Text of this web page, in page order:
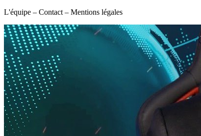
L'équipe – Contact – Mentions légales